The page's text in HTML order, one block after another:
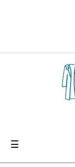
Toggle
☰